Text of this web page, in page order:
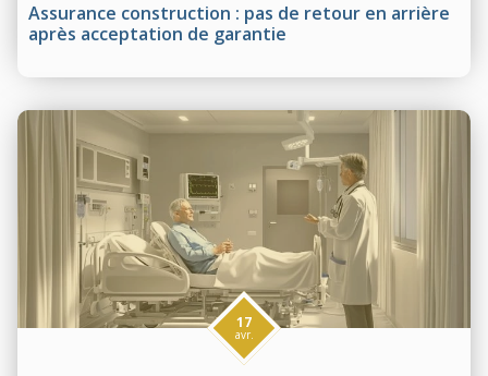
Assurance construction : pas de retour en arrière
après acceptation de garantie
17
avr.